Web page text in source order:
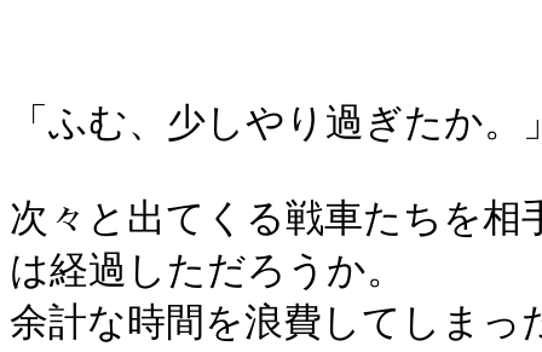
「ふむ、少しやり過ぎたか。
次々と出てくる戦車たちを相
は経過しただろうか。
余計な時間を浪費してしま